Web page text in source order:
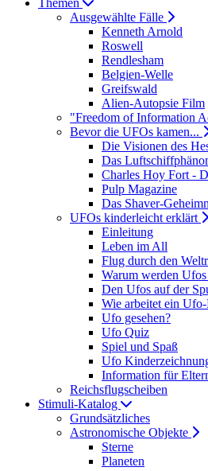
Themen
Ausgewählte Fälle
Kenneth Arnold
Roswell
Rendlesham
Belgien-Welle
Greifswald
Alien-Autopsie Film
"Freedom of Information
Bevor die UFOs kamen...
Die Visionen des
Das
Charles Hoy Fort -
Pulp Magazine
Das Shaver-
UFOs kinderleicht erklärt
Einleitung
Leben im All
Flug durch den
Warum werden Ufos
Den Ufos auf der
Wie arbeitet ein Ufo-
Ufo gesehen?
Ufo Quiz
Spiel und Spaß
Ufo
Information für
Reichsflugscheiben
Stimuli-Katalog
Grundsätzliches
Astronomische Objekte
Sterne
Planeten